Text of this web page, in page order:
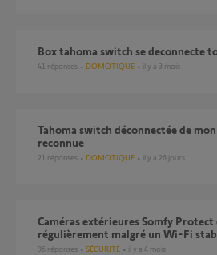
Box tahoma switch se deconnecte
41 réponses DOMOTIQUE il y a 3 mois
Tahoma switch déconnectée de mon appli et n est plus
reconnue
21 réponses DOMOTIQUE il y a 26 jours
Caméras extérieures Somfy Protect qui se déconnectent
régulièrement malgré un Wi-Fi
96 réponses SÉCURITÉ il y a 4 mois